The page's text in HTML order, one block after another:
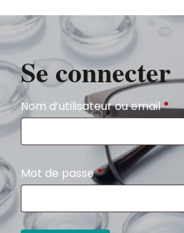
Se connecter
Nom d’utilisateur ou email*
Mot de passe*